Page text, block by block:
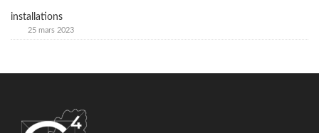
installations
25 mars 2023